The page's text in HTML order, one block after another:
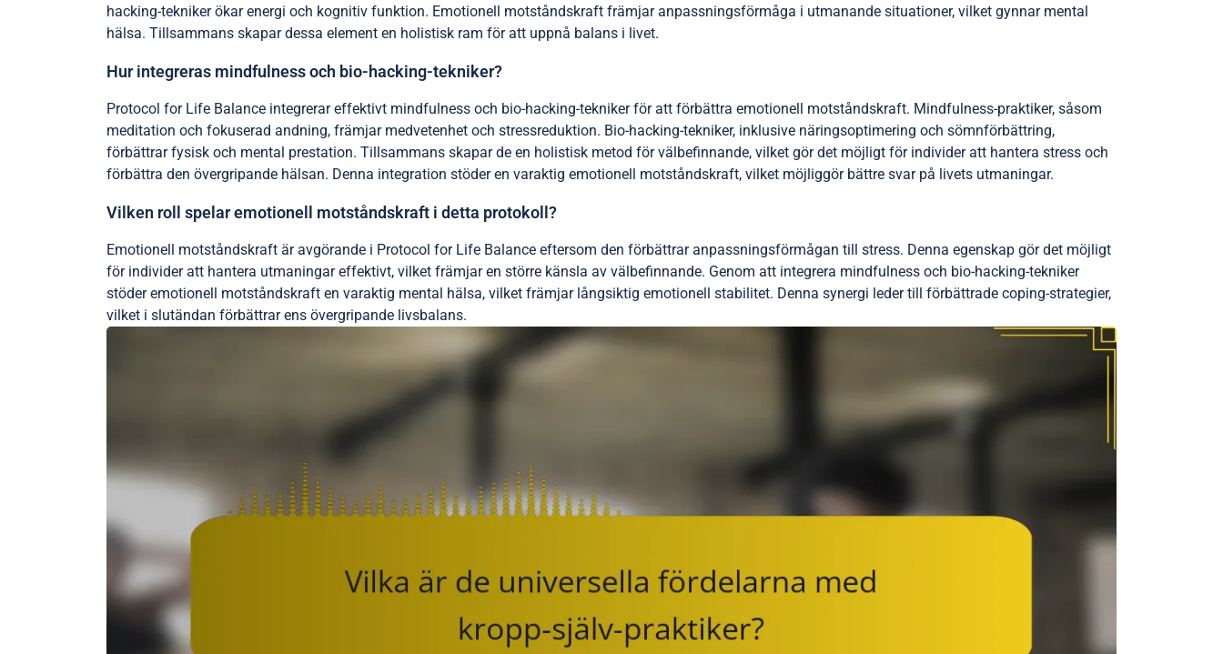
hacking-tekniker ökar energi och kognitiv funktion. Emotionell motståndskraft främjar anpassningsförmåga i utmanande situationer, vilket gynnar mental
hälsa. Tillsammans skapar dessa element en holistisk ram för att uppnå balans i livet.
Hur integreras mindfulness och bio-hacking-tekniker?
Protocol for Life Balance integrerar effektivt mindfulness och bio-hacking-tekniker för att förbättra emotionell motståndskraft. Mindfulness-praktiker, såsom
meditation och fokuserad andning, främjar medvetenhet och stressreduktion. Bio-hacking-tekniker, inklusive näringsoptimering och sömnförbättring,
förbättrar fysisk och mental prestation. Tillsammans skapar de en holistisk metod för välbefinnande, vilket gör det möjligt för individer att hantera stress och
förbättra den övergripande hälsan. Denna integration stöder en varaktig emotionell motståndskraft, vilket möjliggör bättre svar på livets utmaningar.
Vilken roll spelar emotionell motståndskraft i detta protokoll?
Emotionell motståndskraft är avgörande i Protocol for Life Balance eftersom den förbättrar anpassningsförmågan till stress. Denna egenskap gör det möjligt
för individer att hantera utmaningar effektivt, vilket främjar en större känsla av välbefinnande. Genom att integrera mindfulness och bio-hacking-tekniker
stöder emotionell motståndskraft en varaktig mental hälsa, vilket främjar långsiktig emotionell stabilitet. Denna synergi leder till förbättrade coping-strategier,
vilket i slutändan förbättrar ens övergripande livsbalans.